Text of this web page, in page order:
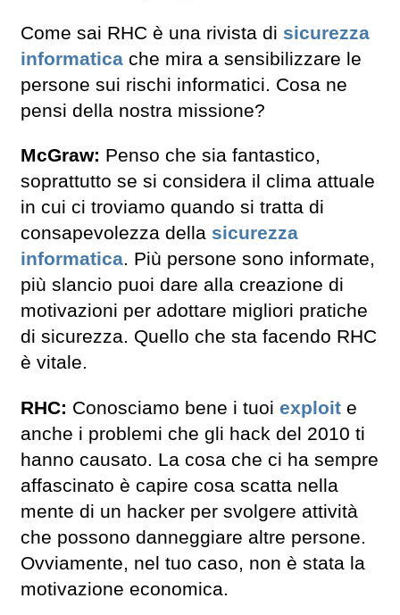
Come sai RHC è una rivista di sicurezza
informatica che mira a sensibilizzare le
persone sui rischi informatici. Cosa ne
pensi della nostra missione?
McGraw: Penso che sia fantastico,
soprattutto se si considera il clima attuale
in cui ci troviamo quando si tratta di
consapevolezza della sicurezza
informatica. Più persone sono informate,
più slancio puoi dare alla creazione di
motivazioni per adottare migliori pratiche
di sicurezza. Quello che sta facendo RHC
è vitale.
RHC: Conosciamo bene i tuoi exploit e
anche i problemi che gli hack del 2010 ti
hanno causato. La cosa che ci ha sempre
affascinato è capire cosa scatta nella
mente di un hacker per svolgere attività
che possono danneggiare altre persone.
Ovviamente, nel tuo caso, non è stata la
motivazione economica.